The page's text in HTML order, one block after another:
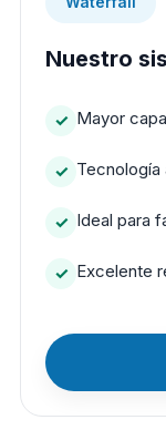
Nuestro
Mayor
Tecnología
Ideal para
Excelente